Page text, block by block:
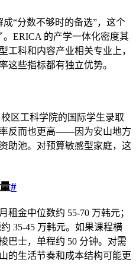
“分数不够时的备选”，这个
ERICA 的产学一体化密度其
工科和内容产业相关专业上，
这些指标都有独立优势。
区工科学院的国际学生录取
反而也更高——因为安山地方
助池。对预算敏感型家庭，这
#
金中位数约 55-70 万韩元；
35-45 万韩元。如果课程横
巴士，单程约 50 分钟。对需
的生活节奏和成本结构可能更